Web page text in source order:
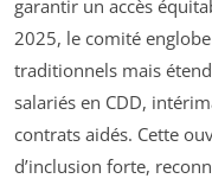
garantir un accès
2025, le comité
traditionnels mais
salariés en CDD,
contrats aidés. Cette
d’inclusion forte,